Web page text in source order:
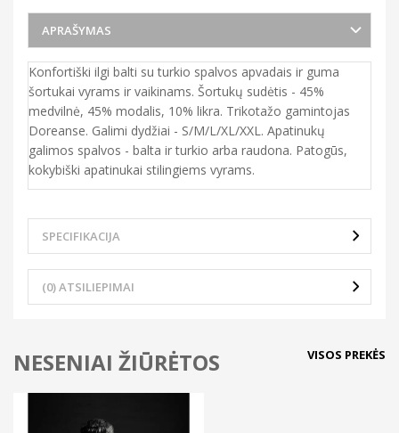
APRAŠYMAS
Konfortiški ilgi balti su turkio spalvos apvadais ir guma
šortukai vyrams ir vaikinams. Šortukų sudėtis - 45%
medvilnė, 45% modalis, 10% likra. Trikotažo gamintojas
Doreanse. Galimi dydžiai - S/M/L/XL/XXL. Apatinukų
galimos spalvos - balta ir turkio arba raudona. Patogūs,
kokybiški apatinukai stilingiems vyrams.
SPECIFIKACIJA
(0) ATSILIEPIMAI
NESENIAI ŽIŪRĖTOS VISOS PREKĖS